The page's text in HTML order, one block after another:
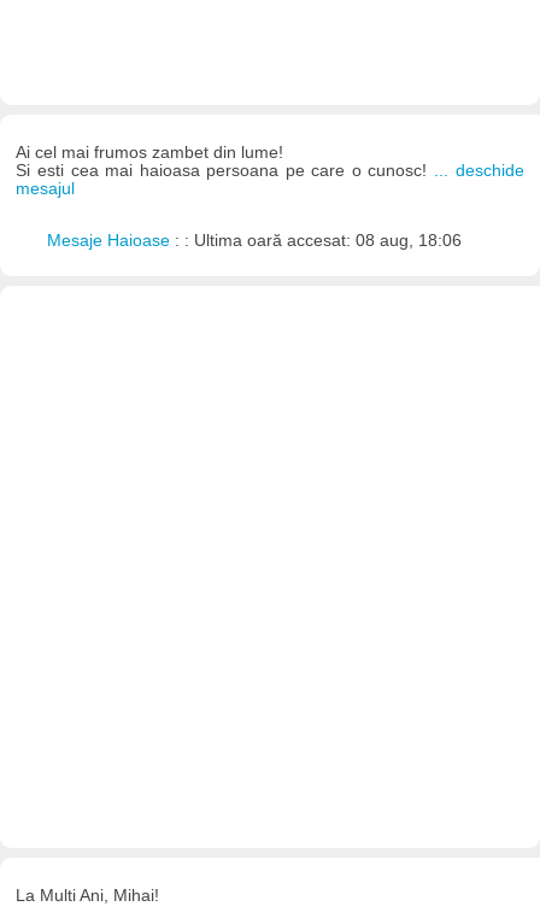
Ai cel mai frumos zambet din lume!
Si esti cea mai haioasa persoana pe care o cunosc! ... deschide
mesajul
Mesaje Haioase : : Ultima oară accesat: 08 aug, 18:06
La Multi Ani, Mihai!